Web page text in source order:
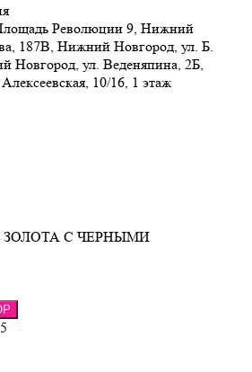
Революции 9, Нижний
187В, Нижний Новгород, ул. Б.
Новгород, ул. Веденяпина, 2Б,
10/16, 1 этаж
ЗОЛОТА С ЧЕРНЫМИ